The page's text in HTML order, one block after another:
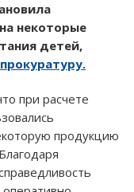
некоторые
детей,
при расчете
продукцию